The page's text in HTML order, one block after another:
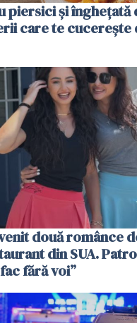
piersici și înghețată
care te cucerește
două românce
din SUA.
fără voi”